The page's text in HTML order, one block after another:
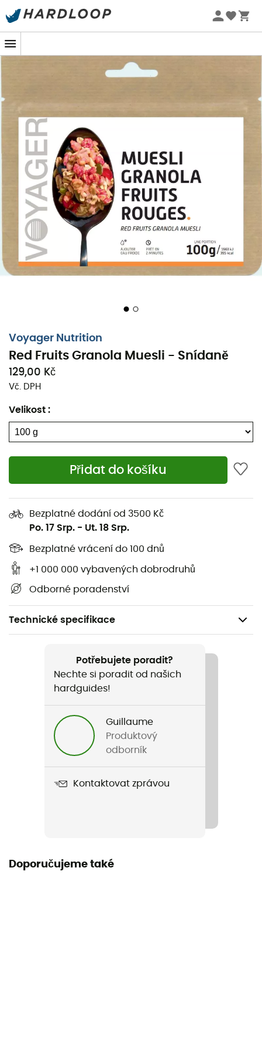
Letní akce 🔥 -5 % EXTRA při nákupu 2 produktů* s kódem
Voyager Nutrition
Red Fruits Granola Muesli - Snídaně
129,00 Kč
Vč. DPH
Velikost :
Přidat do košíku
Bezplatné dodání od 3500 Kč
Po. 17 Srp. - Ut. 18 Srp.
Bezplatné vrácení do 100 dnů
+1 000 000 vybavených dobrodruhů
Odborné poradenství
Technické specifikace
Pěší turistika / Trekking / Cestování / Cykloturistika
Název produktu
Red Fruits Granola Muesli
Bílkoviny
Potřebujete poradit?
Nechte si poradit od našich
hardguides!
Guillaume
Produktový
odborník
Kontaktovat zprávou
Doporučujeme také